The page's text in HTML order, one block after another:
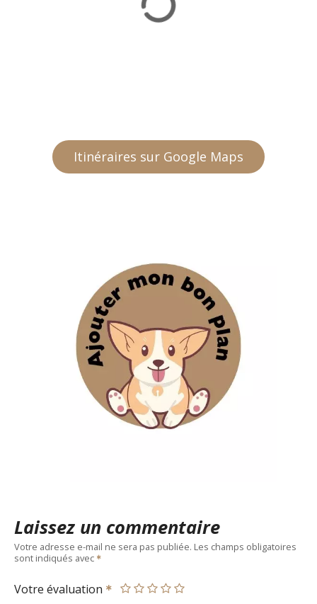
Itinéraires sur Google Maps
Laissez un commentaire
Votre adresse e-mail ne sera pas publiée. Les champs obligatoires
sont indiqués avec
Votre évaluation